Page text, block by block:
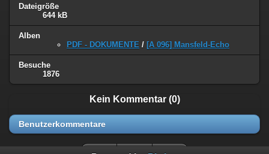
Dateigröße
644 kB
Alben
PDF - DOKUMENTE / [A 096] Mansfeld-Echo
Besuche
1876
Kein Kommentar (0)
Benutzerkommentare